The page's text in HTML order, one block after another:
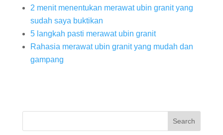
2 menit menentukan merawat ubin granit yang
sudah saya buktikan
5 langkah pasti merawat ubin granit
Rahasia merawat ubin granit yang mudah dan
gampang